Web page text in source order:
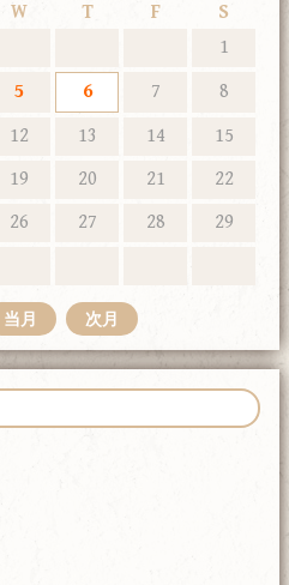
W T F
S
1
5 6 7
8
12 13 14
15
19 20 21
22
26 27 28
29
当月 次月